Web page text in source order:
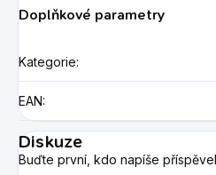
Doplňkové parametry
Kategorie:
EAN:
Diskuze
Buďte první, kdo napíše